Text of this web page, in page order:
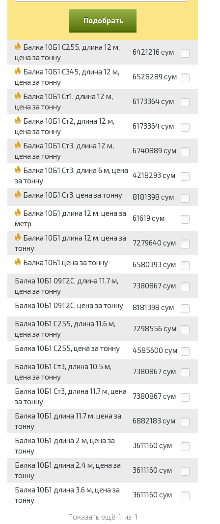
Подобрать
Балка 10Б1 С255, длина 12 м,
цена за тонну
6421216 сум
Балка 10Б1 С345, длина 12 м,
цена за тонну
6528289 сум
Балка 10Б1 Ст1, длина 12 м,
цена за тонну
6173364 сум
Балка 10Б1 Ст2, длина 12 м,
цена за тонну
6173364 сум
Балка 10Б1 Ст3, длина 12 м,
цена за тонну
6740889 сум
Балка 10Б1 Ст3, длина 6 м, цена
за тонну
4218293 сум
Балка 10Б1 Ст3, цена за тонну 8181398 сум
Балка 10Б1 длина 12 м, цена за
метр
61619 сум
Балка 10Б1 длина 12 м, цена за
тонну
7279640 сум
Балка 10Б1 цена за тонну 6580393 сум
Балка 10Б1 09Г2С, длина 11.7 м,
цена за тонну
7380867 сум
Балка 10Б1 09Г2С, цена за тонну 8181398 сум
Балка 10Б1 С255, длина 11.6 м,
цена за тонну
7298556 сум
Балка 10Б1 С255, цена за тонну 4585600 сум
Балка 10Б1 Ст3, длина 10.5 м,
цена за тонну
7380867 сум
Балка 10Б1 Ст3, длина 11.7 м, цена
за тонну
7380867 сум
Балка 10Б1 длина 11.7 м, цена за
тонну
6882183 сум
Балка 10Б1 длина 2 м, цена за
тонну
3611160 сум
Балка 10Б1 длина 2.4 м, цена за
тонну
3611160 сум
Балка 10Б1 длина 3.6 м, цена за
тонну
3611160 сум
Показать ещё 1 из 1